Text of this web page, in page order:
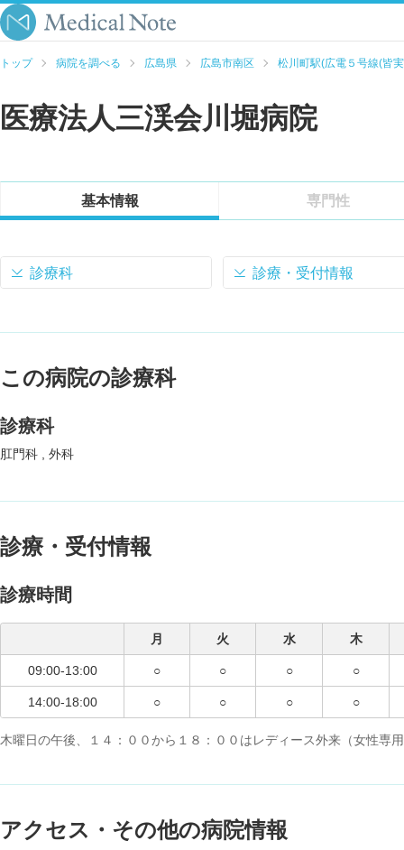
トップ 病院を調べる 広島県 広島市南区 松川町駅(広電５号線(皆
医療法人三渓会川堀病院
基本情報 専門性
診療科 診療・受付情報
この病院の診療科
診療科
肛門科 外科
診療・受付情報
診療時間
月 火 水 木
09:00-13:00 ○ ○ ○ ○
14:00-18:00 ○ ○ ○ ○
木曜日の午後、１４：００から１８：００はレディース外来（女性専
アクセス・その他の病院情報